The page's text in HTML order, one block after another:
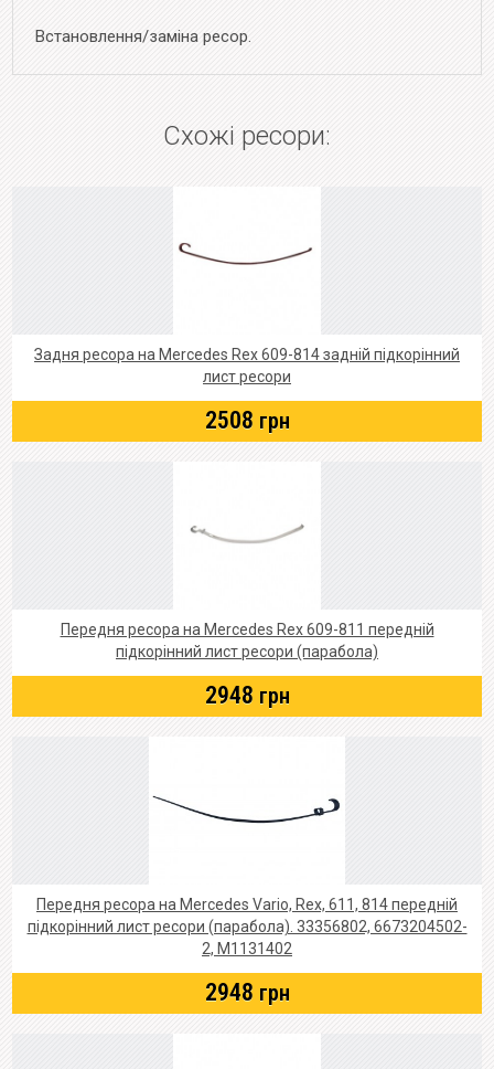
Встановлення/заміна ресор.
Схожі ресори:
Задня ресора на Mercedes Rex 609-814 задній підкорінний
лист ресори
2508 грн
Передня ресора на Mercedes Rex 609-811 передній
підкорінний лист ресори (парабола)
2948 грн
Передня ресора на Mercedes Vario, Rex, 611, 814 передній
підкорінний лист ресори (парабола). 33356802, 6673204502-
2, M1131402
2948 грн